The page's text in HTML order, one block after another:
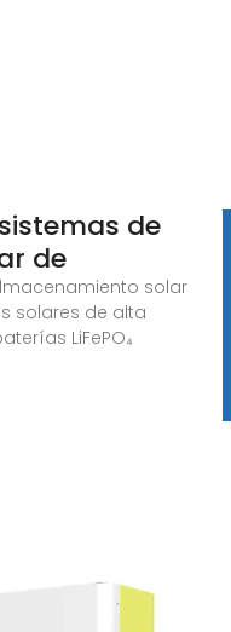
de
de
solar
solares de alta
LiFePO₄